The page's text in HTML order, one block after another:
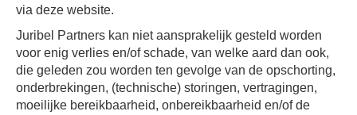
via deze website.
Juribel Partners kan niet aansprakelijk gesteld worden
voor enig verlies en/of schade, van welke aard dan ook,
die geleden zou worden ten gevolge van de opschorting,
onderbrekingen, (technische) storingen, vertragingen,
moeilijke bereikbaarheid, onbereikbaarheid en/of de